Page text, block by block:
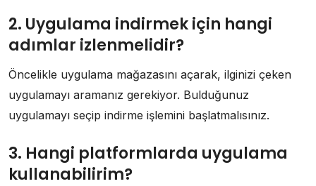
2. Uygulama indirmek için hangi
adımlar izlenmelidir?
Öncelikle uygulama mağazasını açarak, ilginizi çeken
uygulamayı aramanız gerekiyor. Bulduğunuz
uygulamayı seçip indirme işlemini başlatmalısınız.
3. Hangi platformlarda uygulama
kullanabilirim?